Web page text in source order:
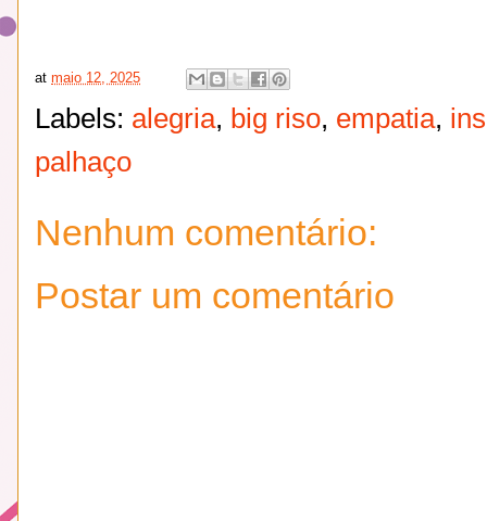
at maio 12, 2025
Labels: alegria, big riso, empatia,
palhaço
Nenhum comentário:
Postar um comentário